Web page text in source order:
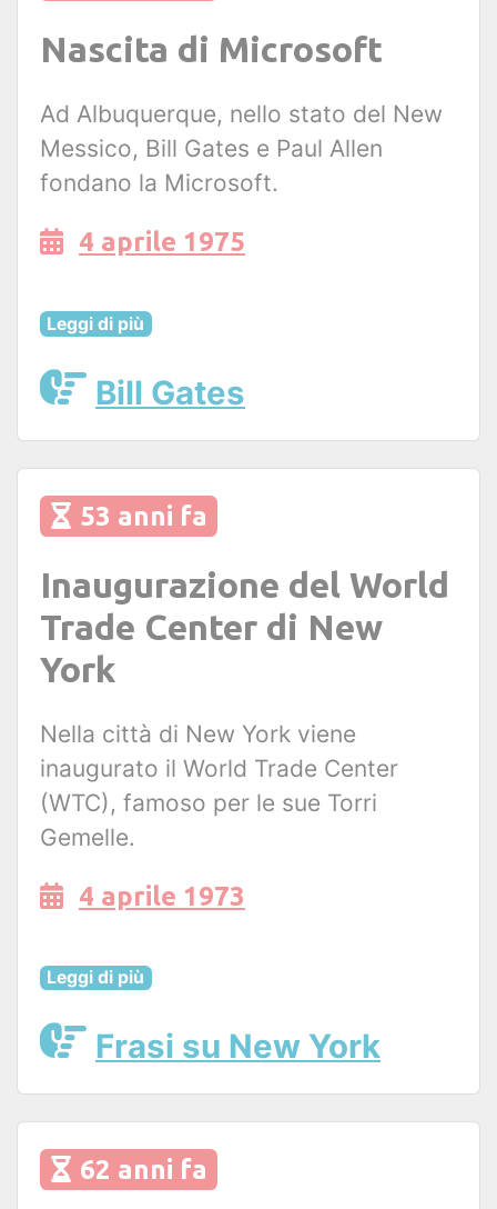
Nascita di Microsoft
Ad Albuquerque, nello stato del New
Messico, Bill Gates e Paul Allen
fondano la Microsoft.
4 aprile 1975
Leggi di più
Bill Gates
53 anni fa
Inaugurazione del World
Trade Center di New
York
Nella città di New York viene
inaugurato il World Trade Center
(WTC), famoso per le sue Torri
Gemelle.
4 aprile 1973
Leggi di più
Frasi su New York
62 anni fa